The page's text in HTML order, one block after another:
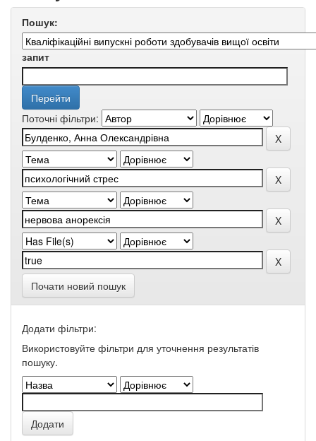
Пошук:
запит
Поточні фільтри:
Почати новий пошук
Додати фільтри:
Використовуйте фільтри для уточнення результатів
пошуку.